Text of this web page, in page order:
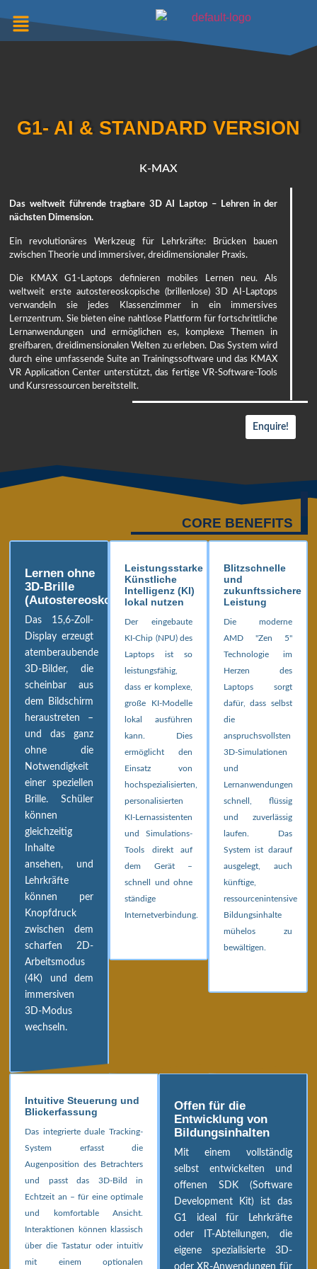
G1- AI & STANDARD VERSION
K-MAX
Das weltweit führende tragbare 3D AI Laptop – Lehren in der
nächsten Dimension.
Ein revolutionäres Werkzeug für Lehrkräfte: Brücken bauen
zwischen Theorie und immersiver, dreidimensionaler Praxis.
Die KMAX G1-Laptops definieren mobiles Lernen neu. Als
weltweit erste autostereoskopische (brillenlose) 3D AI-Laptops
verwandeln sie jedes Klassenzimmer in ein immersives
Lernzentrum. Sie bieten eine nahtlose Plattform für fortschrittliche
Lernanwendungen und ermöglichen es, komplexe Themen in
greifbaren, dreidimensionalen Welten zu erleben. Das System wird
durch eine umfassende Suite an Trainingssoftware und das KMAX
VR Application Center unterstützt, das fertige VR-Software-Tools
und Kursressourcen bereitstellt.
Enquire!
CORE BENEFITS
Lernen ohne
3D-Brille
(Autostereoskopisch)
Das 15,6-Zoll-
Display erzeugt
atemberaubende
3D-Bilder, die
scheinbar aus
dem Bildschirm
heraustreten –
und das ganz
ohne die
Notwendigkeit
einer speziellen
Brille. Schüler
können
gleichzeitig
Inhalte
ansehen, und
Lehrkräfte
können per
Knopfdruck
zwischen dem
scharfen 2D-
Arbeitsmodus
(4K) und dem
immersiven
3D-Modus
wechseln.
Leistungsstarke
Künstliche
Intelligenz (KI)
lokal nutzen
Der eingebaute
KI-Chip (NPU) des
Laptops ist so
leistungsfähig,
dass er komplexe,
große KI-Modelle
lokal ausführen
kann. Dies
ermöglicht den
Einsatz von
hochspezialisierten,
personalisierten
KI-Lernassistenten
und Simulations-
Tools direkt auf
dem Gerät –
schnell und ohne
ständige
Internetverbindung.
Blitzschnelle
und
zukunftssichere
Leistung
Die moderne
AMD "Zen 5"
Technologie im
Herzen des
Laptops sorgt
dafür, dass selbst
die
anspruchsvollsten
3D-Simulationen
und
Lernanwendungen
schnell, flüssig
und zuverlässig
laufen. Das
System ist darauf
ausgelegt, auch
künftige,
ressourcenintensive
Bildungsinhalte
mühelos zu
bewältigen.
Intuitive Steuerung und
Blickerfassung
Das integrierte duale Tracking-
System erfasst die
Augenposition des Betrachters
und passt das 3D-Bild in
Echtzeit an – für eine optimale
und komfortable Ansicht.
Interaktionen können klassisch
über die Tastatur oder intuitiv
mit einem optionalen
Offen für die
Entwicklung von
Bildungsinhalten
Mit einem vollständig
selbst entwickelten und
offenen SDK (Software
Development Kit) ist das
G1 ideal für Lehrkräfte
oder IT-Abteilungen, die
eigene spezialisierte 3D-
oder XR-Anwendungen für